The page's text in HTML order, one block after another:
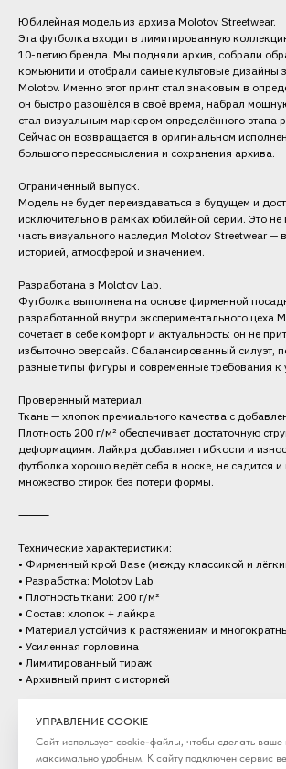
Юбилейная модель из архива Molotov Streetwear.
Эта футболка входит в лимитированную
10-летию бренда. Мы подняли архив, собрали
комьюнити и отобрали самые культовые дизайны
Molotov. Именно этот принт стал знаковым в
он быстро разошёлся в своё время, набрал
стал визуальным маркером определённого этапа
Сейчас он возвращается в оригинальном
большого переосмысления и сохранения архива.
Ограниченный выпуск.
Модель не будет переиздаваться в будущем и
исключительно в рамках юбилейной серии. Это не
часть визуального наследия Molotov Streetwear —
историей, атмосферой и значением.
Разработана в Molotov Lab.
Футболка выполнена на основе фирменной
разработанной внутри экспериментального цеха
сочетает в себе комфорт и актуальность: он не
избыточно оверсайз. Сбалансированный силуэт,
разные типы фигуры и современные требования к
Проверенный материал.
Ткань — хлопок премиального качества с
Плотность 200 г/м² обеспечивает достаточную
деформациям. Лайкра добавляет гибкости и
футболка хорошо ведёт себя в носке, не садится
множество стирок без потери формы.
⸻
Технические характеристики:
• Фирменный крой Base (между классикой и
• Разработка: Molotov Lab
• Плотность ткани: 200 г/м²
• Состав: хлопок + лайкра
• Материал устойчив к растяжениям и
• Усиленная горловина
• Лимитированный тираж
• Архивный принт с историей
УПРАВЛЕНИЕ COOKIE
Сайт использует cookie-файлы, чтобы сделать
максимально удобным. К cайту подключен сервис